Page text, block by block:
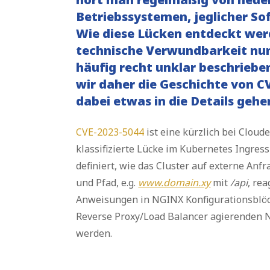
Betriebssystemen, jeglicher
Wie diese Lücken entdeckt
technische Verwundbarkeit
häufig recht unklar
wir daher die Geschichte von
dabei etwas in die Details
CVE-2023-5044 ist eine kürzlich bei
klassifizierte Lücke im Kubernetes
definiert, wie das Cluster auf externe
und Pfad, e.g. www.domain.xymit/api,
Anweisungen in NGINX
Reverse Proxy/Load Balancer
werden.